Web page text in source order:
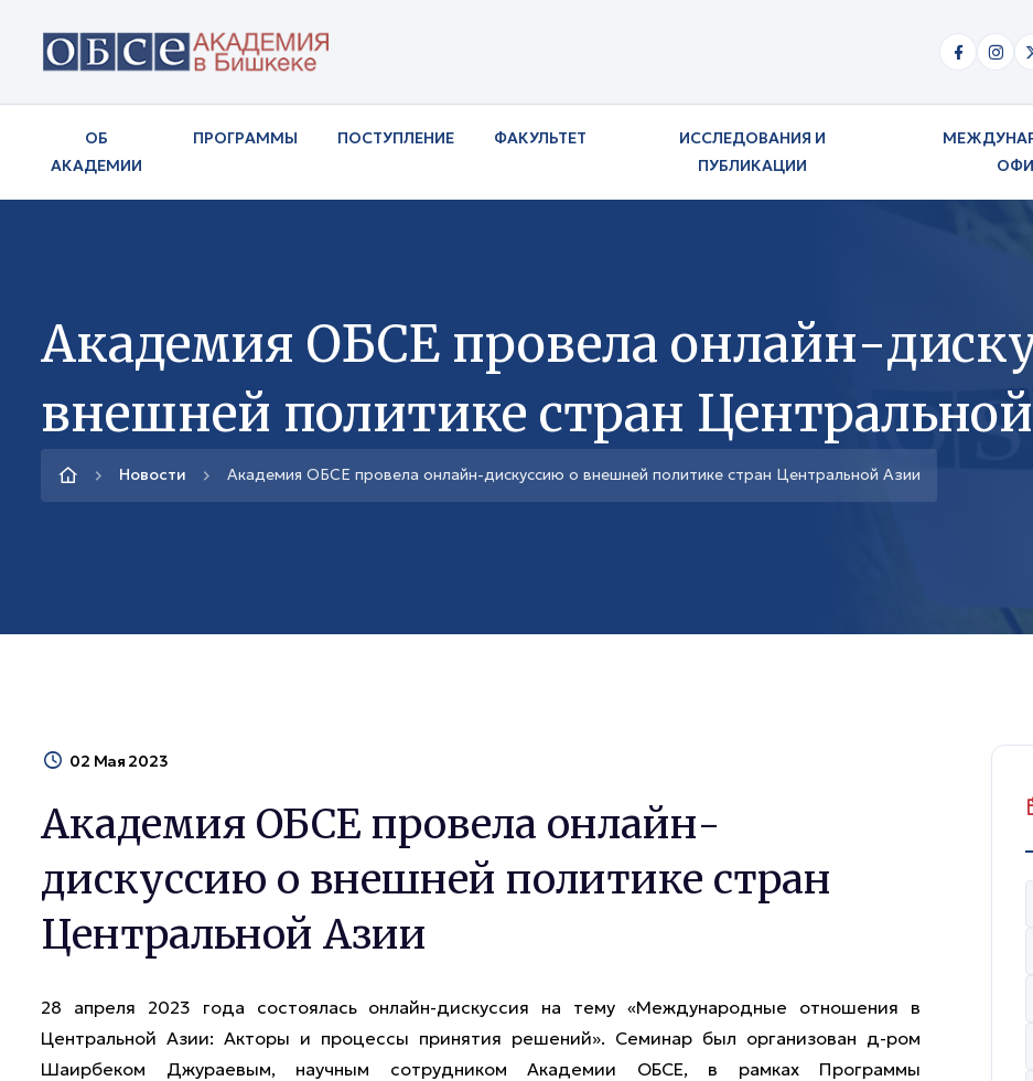
ОБ
АКАДЕМИИ
ПРОГРАММЫ ПОСТУПЛЕНИЕ ФАКУЛЬТЕТ
ИССЛЕДОВАНИЯ И
ПУБЛИКАЦИИ
Академия ОБСЕ провела онлайн-
внешней политике стран
Новости Академия ОБСЕ провела онлайн-дискуссию о внешней политике стран Центральной Азии
02 Мая 2023
Академия ОБСЕ провела онлайн-
дискуссию о внешней политике стран
Центральной Азии
28 апреля 2023 года состоялась онлайн-дискуссия на тему «Международные отношения в
Центральной Азии: Акторы и процессы принятия решений». Семинар был организован д-ром
Шаирбеком Джураевым, научным сотрудником Академии ОБСЕ, в рамках Программы